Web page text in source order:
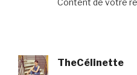
Content de votre
TheCélinette